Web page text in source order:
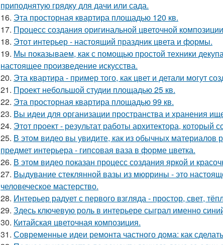
приподнятую грядку для дачи или сада.
16. Эта просторная квартира площадью 120 кв.
17. Процесс создания оригинальной цветочной
18. Этот интерьер - настоящий праздник цвета и формы.
19. Мы показываем, как с помощью простой техники
настоящее произведение искусства.
20. Эта квартира - пример того, как цвет и детали могут
21. Проект небольшой студии площадью 25 кв.
22. Эта просторная квартира площадью 99 кв.
23. Вы идеи для организации пространства и хранения
24. Этот проект - результат работы архитектора, который
25. В этом видео вы увидите, как из обычных
предмет интерьера - гипсовая ваза в форме цветка.
26. В этом видео показан процесс создания яркой и
27. Выдувание стеклянной вазы из мюррины - это
человеческое мастерство.
28. Интерьер радует с первого взгляда - простор, свет,
29. Здесь ключевую роль в интерьере сыграл именно
30. Китайская цветочная композиция.
31. Современные идеи ремонта частного дома: как